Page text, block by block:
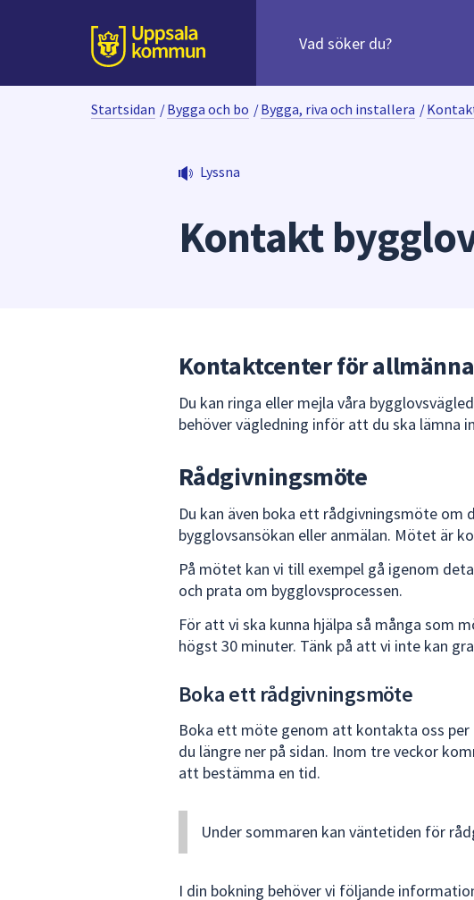
Till sidans
huvudinnehåll
innehåll
När
sökfältet
kommer
Använd
piltangenterna
för
att
mellan
sökförslagen
och
enter
för
att
något
av
Startsidan /Bygga och bo /Bygga, riva och installera /
Lyssna
Kontakt
Kontaktcenter för
Du kan ringa eller mejla våra
behöver vägledning inför att du ska lämna
Rådgivningsmöte
Du kan även boka ett rådgivningsmöte om
bygglovsansökan eller anmälan. Mötet är
På mötet kan vi till exempel gå igenom
och prata om bygglovsprocessen.
För att vi ska kunna hjälpa så många som
högst 30 minuter. Tänk på att vi inte kan
Boka ett rådgivningsmöte
Boka ett möte genom att kontakta oss
du längre ner på sidan. Inom tre veckor
att bestämma en tid.
Under sommaren kan väntetiden för
I din bokning behöver vi följande